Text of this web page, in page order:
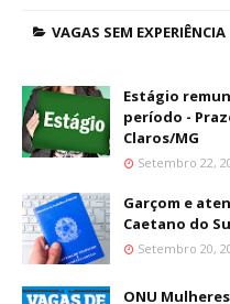
VAGAS SEM EXPERIÊNCIA
Estágio
período -
Claros/MG
Setembro 22,
Garçom e
Caetano do
Setembro 20,
ONU